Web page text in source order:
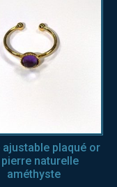
ajustable plaqué or
pierre naturelle
améthyste